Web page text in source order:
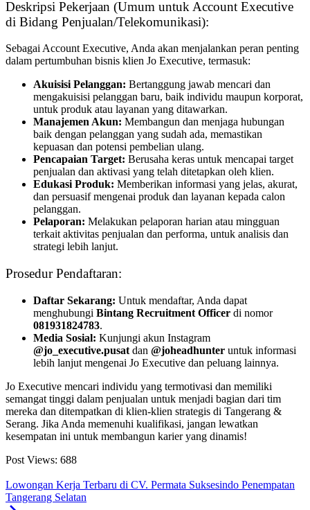
Deskripsi Pekerjaan (Umum untuk Account Executive
di Bidang Penjualan/Telekomunikasi):
Sebagai Account Executive, Anda akan menjalankan peran penting
dalam pertumbuhan bisnis klien Jo Executive, termasuk:
Akuisisi Pelanggan: Bertanggung jawab mencari dan
mengakuisisi pelanggan baru, baik individu maupun korporat,
untuk produk atau layanan yang ditawarkan.
Manajemen Akun: Membangun dan menjaga hubungan
baik dengan pelanggan yang sudah ada, memastikan
kepuasan dan potensi pembelian ulang.
Pencapaian Target: Berusaha keras untuk mencapai target
penjualan dan aktivasi yang telah ditetapkan oleh klien.
Edukasi Produk: Memberikan informasi yang jelas, akurat,
dan persuasif mengenai produk dan layanan kepada calon
pelanggan.
Pelaporan: Melakukan pelaporan harian atau mingguan
terkait aktivitas penjualan dan performa, untuk analisis dan
strategi lebih lanjut.
Prosedur Pendaftaran:
Daftar Sekarang: Untuk mendaftar, Anda dapat
menghubungi Bintang Recruitment Officer di nomor
081931824783.
Media Sosial: Kunjungi akun Instagram
@jo_executive.pusat dan @joheadhunter untuk informasi
lebih lanjut mengenai Jo Executive dan peluang lainnya.
Jo Executive mencari individu yang termotivasi dan memiliki
semangat tinggi dalam penjualan untuk menjadi bagian dari tim
mereka dan ditempatkan di klien-klien strategis di Tangerang &
Serang. Jika Anda memenuhi kualifikasi, jangan lewatkan
kesempatan ini untuk membangun karier yang dinamis!
Post Views: 688
Lowongan Kerja Terbaru di CV. Permata Suksesindo Penempatan
Tangerang Selatan